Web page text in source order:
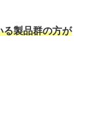
る製品群の方が